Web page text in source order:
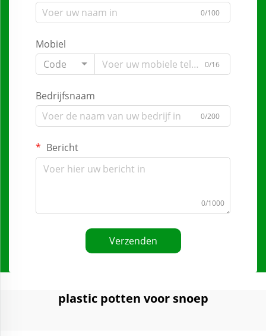
0/100
Mobiel
Code
0/16
Bedrijfsnaam
0/200
Bericht
0/1000
Verzenden
plastic potten voor snoep